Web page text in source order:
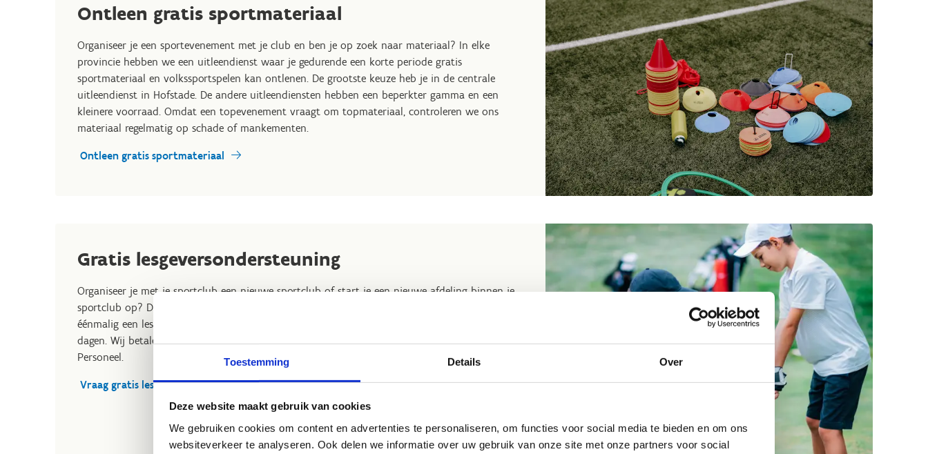
Toestemming Details Over
Deze website maakt gebruik van cookies
We gebruiken cookies om content en advertenties te personaliseren, om functies voor social media te bieden en om ons
websiteverkeer te analyseren. Ook delen we informatie over uw gebruik van onze site met onze partners voor social
Ontleen gratis sportmateriaal
Organiseer je een sportevenement met je club en ben je op zoek naar materiaal? In elke
provincie hebben we een uitleendienst waar je gedurende een korte periode gratis
sportmateriaal en volkssportspelen kan ontlenen. De grootste keuze heb je in de centrale
uitleendienst in Hofstade. De andere uitleendiensten hebben een beperkter gamma en een
kleinere voorraad. Omdat een topevenement vraagt om topmateriaal, controleren we ons
materiaal regelmatig op schade of mankementen.
Ontleen gratis sportmateriaal
Gratis lesgeversondersteuning
Organiseer je met je sportclub een nieuwe sportclub of start je een nieuwe afdeling binnen je
sportclub op? Dan kom je in aanmerking voor gratis lesgeversondersteuning.
éénmalig een lesgeversondersteuning aan van maximaal tien lesuren, verspreid over meerdere
dagen. Wij betalen en verzekeren de lesgever via een Arbeidsovereenkomst voor Occasioneel
Personeel.
Vraag gratis lesgeversondersteuning aan